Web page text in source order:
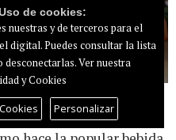
taller de mejunje donde
de cookies:
nuestras y de terceros para el
digital. Puedes consultar la lista
desconectarlas.Ver nuestra
y Cookies
Personalizar